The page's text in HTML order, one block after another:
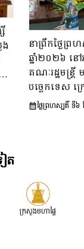
នាព្រឹកថ្ងៃព្
ឆ្នាំ២០២៦ នៅ
គណៈរដ្ឋមន្រ្តី
បច្ចេកទេស
សុក ផេង រដ្ឋល
មន្ត្រី អនុប្រធា
លើ «សេចក្តីព្
ស្ដីពី​ការបង្កា
នៅវ័យក្មេង​និ
ថ្ងៃព្រហស្បតិ៍ ទី
ត
ក្រសួងមហាផ្ទៃ